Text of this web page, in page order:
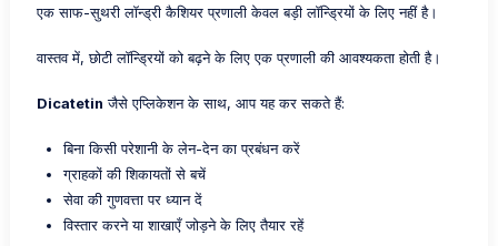
एक साफ-सुथरी लॉन्ड्री कैशियर प्रणाली केवल बड़ी लॉन्ड्रियों के लिए नहीं है।
वास्तव में, छोटी लॉन्ड्रियों को बढ़ने के लिए एक प्रणाली की आवश्यकता होती है।
Dicatetin जैसे एप्लिकेशन के साथ, आप यह कर सकते हैं:
बिना किसी परेशानी के लेन-देन का प्रबंधन करें
ग्राहकों की शिकायतों से बचें
सेवा की गुणवत्ता पर ध्यान दें
विस्तार करने या शाखाएँ जोड़ने के लिए तैयार रहें